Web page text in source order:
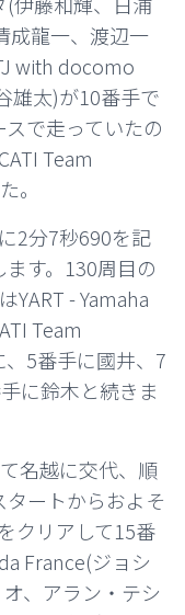
成龍一、渡辺一
with docomo
雄太)が10番手で
で走っていたの
Team
。
2分7秒690を記
す。130周目の
YART - Yamaha
Team
、5番手に國井、7
に鈴木と続きま
名越に交代、順
ートからおよそ
クリアして15番
France(ジョシ
、アラン・テシ